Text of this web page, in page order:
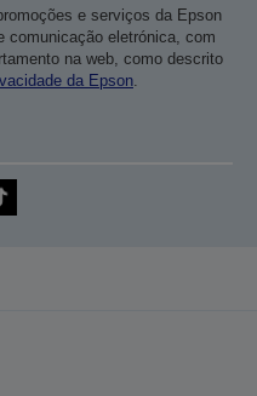
e serviços da Epson
comunicação eletrónica, com
na web, como descrito
da Epson.